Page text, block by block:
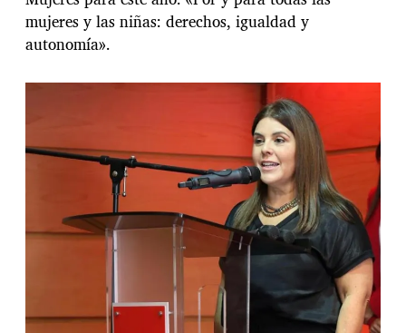
e
l
L
r
a
g
o
y
o
m
p
mujeres y las niñas: derechos, igualdad y
autonomía».